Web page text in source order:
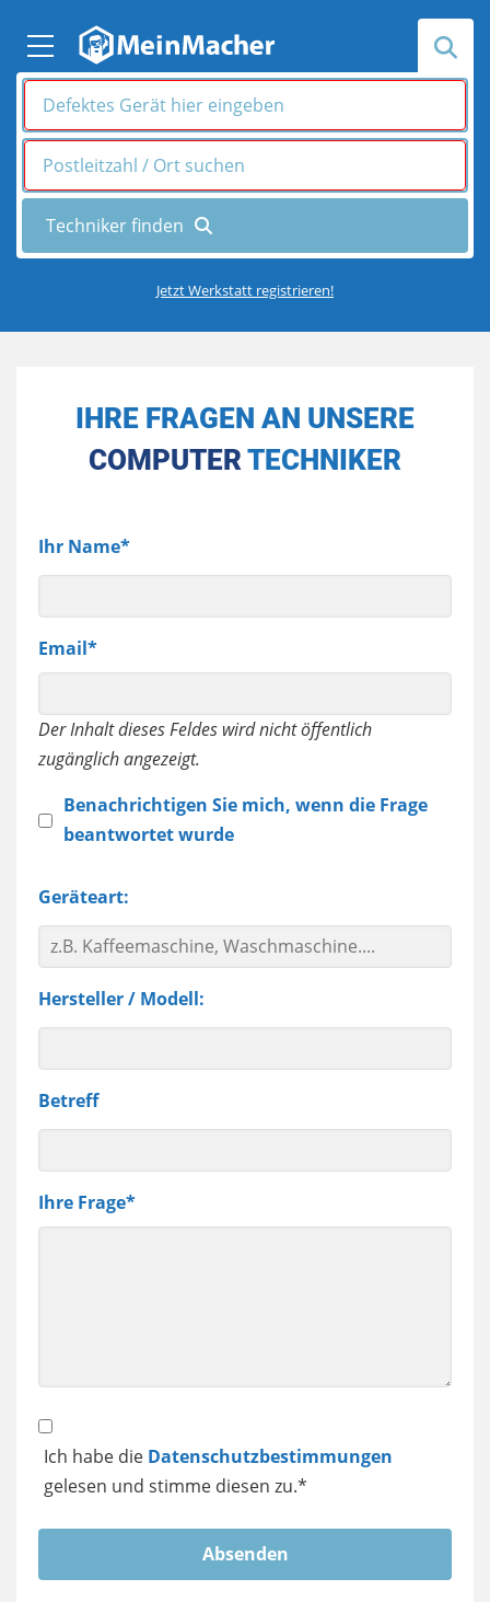
Jetzt Werkstatt registrieren!
IHRE FRAGEN AN UNSERE
COMPUTERTECHNIKER
Ihr Name
Email
Der Inhalt dieses Feldes wird nicht öffentlich
zugänglich angezeigt.
Benachrichtigen Sie mich, wenn die Frage
beantwortet wurde
Geräteart:
Hersteller / Modell:
Betreff
Ihre Frage
Ich habe die Datenschutzbestimmungen
gelesen und stimme diesen zu.*